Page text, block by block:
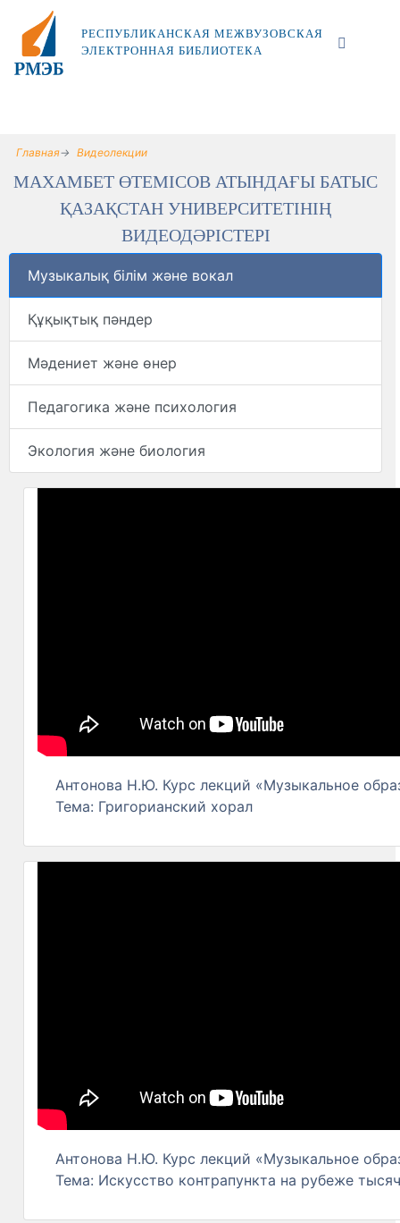
РЕСПУБЛИКАНСКАЯ МЕЖВУЗОВСКАЯ
ЭЛЕКТРОННАЯ БИБЛИОТЕКА
Главная Видеолекции
МАХАМБЕТ ӨТЕМІСОВ АТЫНДАҒЫ БАТЫС
ҚАЗАҚСТАН УНИВЕРСИТЕТІНІҢ
ВИДЕОДӘРІСТЕРІ
Музыкалық білім және вокал
Құқықтық пәндер
Мәдениет және өнер
Педагогика және психология
Экология және биология
Антонова Н.Ю. Курс лекций «Музыкальное
Тема: Григорианский хорал
Антонова Н.Ю. Курс лекций «Музыкальное
Тема: Искусство контрапункта на рубеже